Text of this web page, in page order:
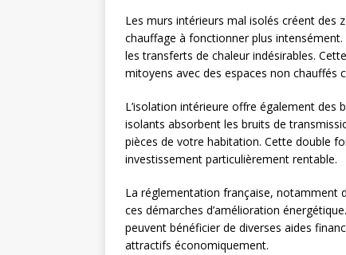
Les murs intérieurs mal isolés créent des
chauffage à fonctionner plus
les transferts de chaleur indésirables.
mitoyens avec des espaces non chauffés
L’isolation intérieure offre également
isolants absorbent les bruits de
pièces de votre habitation. Cette double
investissement particulièrement rentable.
La réglementation française, notamment
ces démarches d’amélioration
peuvent bénéficier de diverses aides
attractifs économiquement.